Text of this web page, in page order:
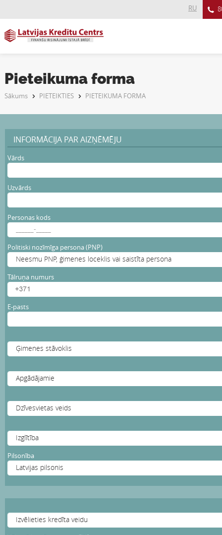
RU
Pieteikuma forma
Sākums PIETEIKTIES PIETEIKUMA FORMA
INFORMĀCIJA PAR AIZŅĒMĒJU
Vārds
Uzvārds
Personas kods
Politiski nozīmīga persona (PNP)
Tālruņa numurs
E-pasts
Pilsonība